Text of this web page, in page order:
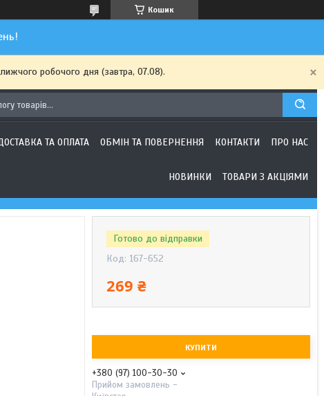
Кошик
робочого дня (завтра, 07.08).
ТА ОПЛАТА ОБМІН ТА ПОВЕРНЕННЯ КОНТАКТИ ПРО НАС
НОВИНКИ ТОВАРИ З АКЦІЯМИ
Готово до відправки
Код: 167-652
269 ₴
КУПИТИ
+380 (97) 100-30-30
Прийом замовлень -